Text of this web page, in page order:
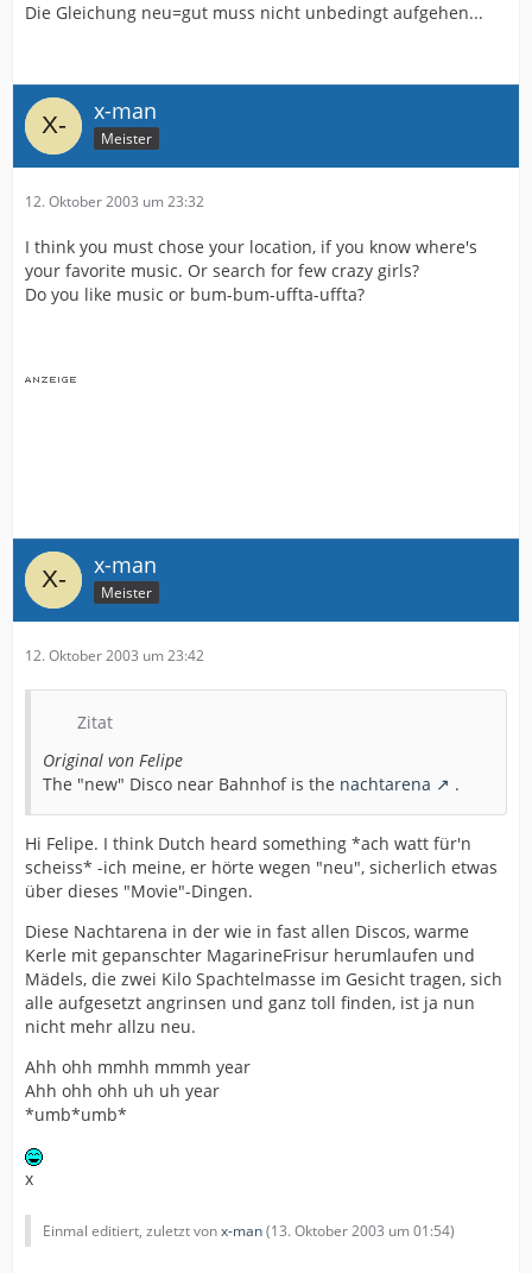
Die Gleichung neu=gut muss nicht unbedingt aufgehen...
x-man
Meister
12. Oktober 2003 um 23:32
I think you must chose your location, if you know where's
your favorite music. Or search for few crazy girls?
Do you like music or bum-bum-uffta-uffta?
x-man
Meister
12. Oktober 2003 um 23:42
Zitat
Original von Felipe
The "new" Disco near Bahnhof is the nachtarena .
Hi Felipe. I think Dutch heard something *ach watt für'n
scheiss* -ich meine, er hörte wegen "neu", sicherlich etwas
über dieses "Movie"-Dingen.
Diese Nachtarena in der wie in fast allen Discos, warme
Kerle mit gepanschter MagarineFrisur herumlaufen und
Mädels, die zwei Kilo Spachtelmasse im Gesicht tragen, sich
alle aufgesetzt angrinsen und ganz toll finden, ist ja nun
nicht mehr allzu neu.
Ahh ohh mmhh mmmh year
Ahh ohh ohh uh uh year
*umb*umb*
x
Einmal editiert, zuletzt vonx-man(13. Oktober 2003 um 01:54)